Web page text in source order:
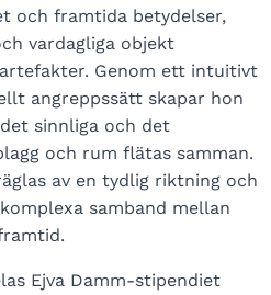
och framtida betydelser,
vardagliga objekt
Genom ett intuitivt
angreppssätt skapar hon
sinnliga och det
och rum flätas samman.
av en tydlig riktning och
samband mellan
Ejva Damm-stipendiet